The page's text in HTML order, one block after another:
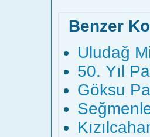
Benzer
Uludağ
50. Yıl
Göksu